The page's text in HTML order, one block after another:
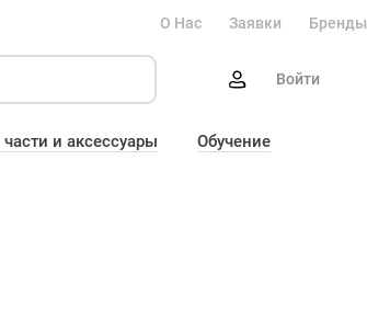
О Нас Заявки Бренды
Войти
и аксессуары Обучение